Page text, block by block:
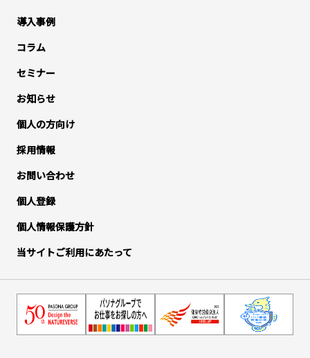
導入事例
コラム
セミナー
お知らせ
個人の方向け
採用情報
お問い合わせ
個人登録
個人情報保護方針
当サイトご利用にあたって